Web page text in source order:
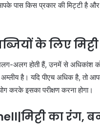
पास किस प्रकार की मिट्टी है
के लिए
अलग होती हैं, उनमें से अधिकांश
है। यदि पीएच अधिक है, तो
करके इसका परीक्षण करना होगा।
का रंग,